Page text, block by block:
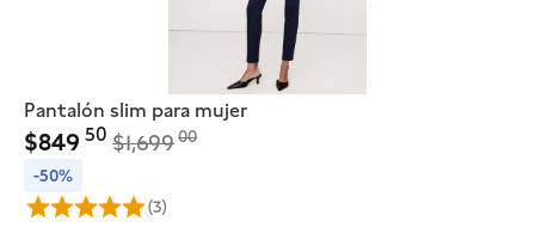
Pantalón slim para mujer
$849 50 $1,69900
-50%
(3)